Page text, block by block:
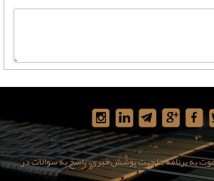
به برنامه ها جهت پوشش خبری، پاسخ به سوالات در